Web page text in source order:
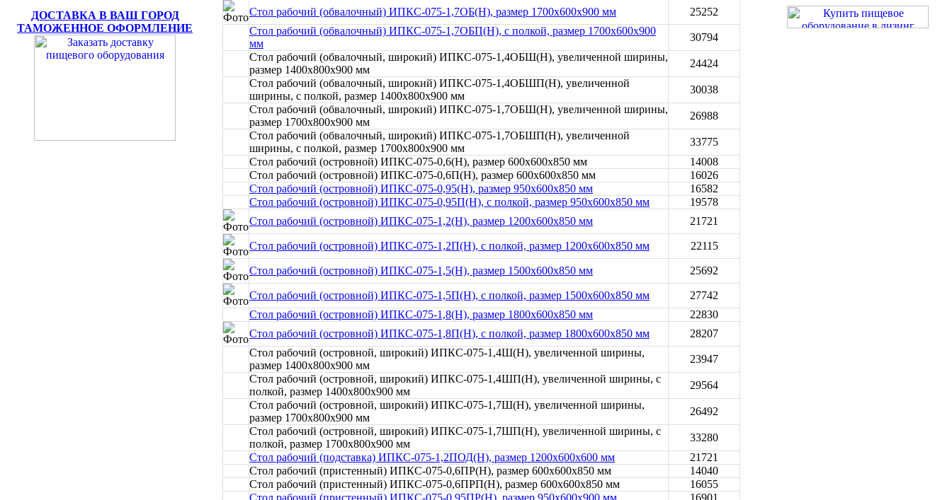
ДОСТАВКА В ВАШ ГОРОД
ТАМОЖЕННОЕ ОФОРМЛЕНИЕ
Стол рабочий (обвалочный) ИПКС-075-1,7ОБ(Н), размер 1700x600x900 мм
25252
Стол рабочий (обвалочный) ИПКС-075-1,7ОБП(Н), с полкой, размер 1700x600x900
мм
30794
Стол рабочий (обвалочный, широкий) ИПКС-075-1,4ОБШ(Н), увеличенной ширины,
размер 1400x800x900 мм
24424
Стол рабочий (обвалочный, широкий) ИПКС-075-1,4ОБШП(Н), увеличенной
ширины, с полкой, размер 1400x800x900 мм
30038
Стол рабочий (обвалочный, широкий) ИПКС-075-1,7ОБШ(Н), увеличенной ширины,
размер 1700x800x900 мм
26988
Стол рабочий (обвалочный, широкий) ИПКС-075-1,7ОБШП(Н), увеличенной
ширины, с полкой, размер 1700x800x900 мм
33775
Стол рабочий (островной) ИПКС-075-0,6(Н), размер 600x600x850 мм
14008
Стол рабочий (островной) ИПКС-075-0,6П(Н), размер 600x600x850 мм
16026
Стол рабочий (островной) ИПКС-075-0,95(Н), размер 950x600x850 мм
16582
Стол рабочий (островной) ИПКС-075-0,95П(Н), с полкой, размер 950x600x850 мм
19578
Стол рабочий (островной) ИПКС-075-1,2(Н), размер 1200x600x850 мм
21721
Стол рабочий (островной) ИПКС-075-1,2П(Н), с полкой, размер 1200x600x850 мм 22115
Стол рабочий (островной) ИПКС-075-1,5(Н), размер 1500x600x850 мм 25692
Стол рабочий (островной) ИПКС-075-1,5П(Н), с полкой, размер 1500x600x850 мм
27742
Стол рабочий (островной) ИПКС-075-1,8(Н), размер 1800x600x850 мм
22830
Стол рабочий (островной) ИПКС-075-1,8П(Н), с полкой, размер 1800x600x850 мм
28207
Стол рабочий (островной, широкий) ИПКС-075-1,4Ш(Н), увеличенной ширины,
размер 1400x800x900 мм
23947
Стол рабочий (островной, широкий) ИПКС-075-1,4ШП(Н), увеличенной ширины, с
полкой, размер 1400x800x900 мм
29564
Стол рабочий (островной, широкий) ИПКС-075-1,7Ш(Н), увеличенной ширины,
размер 1700x800x900 мм
26492
Стол рабочий (островной, широкий) ИПКС-075-1,7ШП(Н), увеличенной ширины, с
полкой, размер 1700x800x900 мм
33280
Стол рабочий (подставка) ИПКС-075-1,2ПОД(Н), размер 1200x600x600 мм
21721
Стол рабочий (пристенный) ИПКС-075-0,6ПР(Н), размер 600x600x850 мм
14040
Стол рабочий (пристенный) ИПКС-075-0,6ПРП(Н), размер 600x600x850 мм
16055